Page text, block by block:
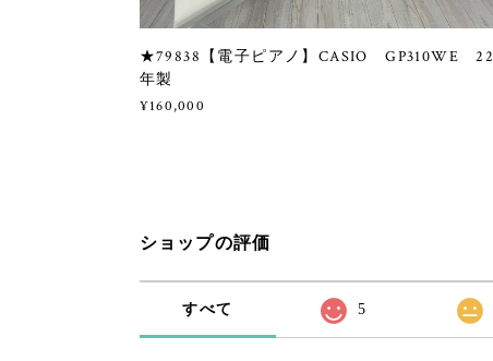
★79838【電子ピアノ】CASIO GP310WE 22
年製
¥160,000
ショップの評価
すべて 5